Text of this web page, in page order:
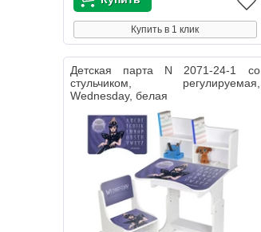
Купить в 1 клик
Детская парта N 2071-24-1 со
стульчиком, регулируемая,
Wednesday, белая